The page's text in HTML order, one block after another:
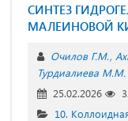
СИНТЕЗ
МАЛЕИНОВОЙ
Очилов Г.М.
Турдиалиева М.М.
25.02.2026
10.